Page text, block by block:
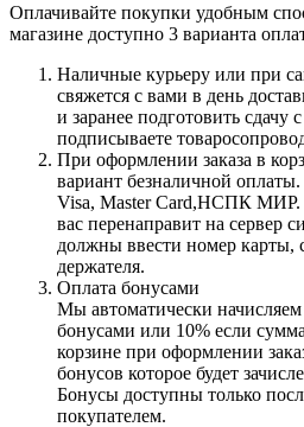
Оплачивайте покупки удобным
магазине доступно 3 варианта
Наличные курьеру или при
свяжется с вами в день
и заранее подготовить
подписываете
При оформлении заказа в
вариант безналичной
Visa, Master Card,НСПК МИР.
вас перенаправит на сервер
должны ввести номер карты,
держателя.
Оплата бонусами
Мы автоматически
бонусами или 10% если
корзине при оформлении
бонусов которое будет
Бонусы доступны только
покупателем.